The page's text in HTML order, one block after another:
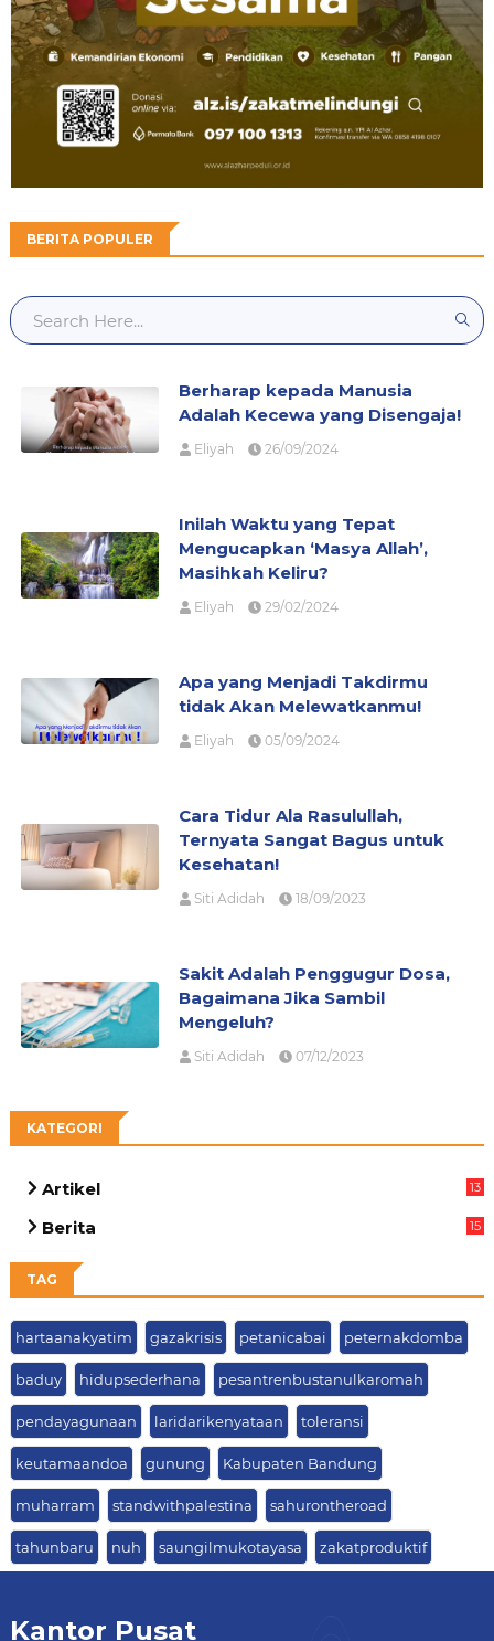
BERITA POPULER
Berharap kepada Manusia
Adalah Kecewa yang Disengaja!
Eliyah 26/09/2024
Inilah Waktu yang Tepat
Mengucapkan ‘Masya Allah’,
Masihkah Keliru?
Eliyah 29/02/2024
Apa yang Menjadi Takdirmu
tidak Akan Melewatkanmu!
Eliyah 05/09/2024
Cara Tidur Ala Rasulullah,
Ternyata Sangat Bagus untuk
Kesehatan!
Siti Adidah 18/09/2023
Sakit Adalah Penggugur Dosa,
Bagaimana Jika Sambil
Mengeluh?
Siti Adidah 07/12/2023
KATEGORI
Artikel
13
Berita
15
TAG
hartaanakyatim gazakrisis petanicabai peternakdomba
baduy hidupsederhana pesantrenbustanulkaromah
pendayagunaan laridarikenyataan toleransi
keutamaandoa gunung Kabupaten Bandung
muharram standwithpalestina sahurontheroad
tahunbaru nuh saungilmukotayasa zakatproduktif
Kantor Pusat